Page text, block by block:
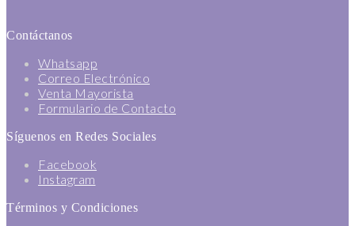
Contáctanos
Whatsapp
Correo Electrónico
Venta Mayorista
Formulario de Contacto
Síguenos en Redes Sociales
Facebook
Instagram
Términos y Condiciones